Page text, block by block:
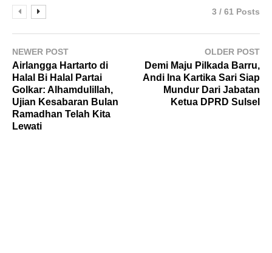
3 / 61 Posts
NEWER POST
Airlangga Hartarto di
Halal Bi Halal Partai
Golkar: Alhamdulillah,
Ujian Kesabaran Bulan
Ramadhan Telah Kita
Lewati
OLDER POST
Demi Maju Pilkada Barru,
Andi Ina Kartika Sari Siap
Mundur Dari Jabatan
Ketua DPRD Sulsel